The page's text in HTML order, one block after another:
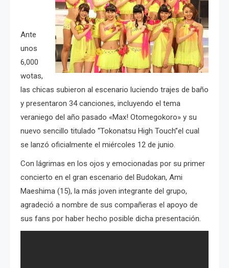
Ante
unos
6,000
wotas,
las chicas subieron al escenario luciendo trajes de baño
y presentaron 34 canciones, incluyendo el tema
veraniego del año pasado «Max! Otomegokoro» y su
nuevo sencillo titulado “Tokonatsu High Touch”el cual
se lanzó oficialmente el miércoles 12 de junio.
Con lágrimas en los ojos y emocionadas por su primer
concierto en el gran escenario del Budokan, Ami
Maeshima (15), la más joven integrante del grupo,
agradeció a nombre de sus compañeras el apoyo de
sus fans por haber hecho posible dicha presentación.